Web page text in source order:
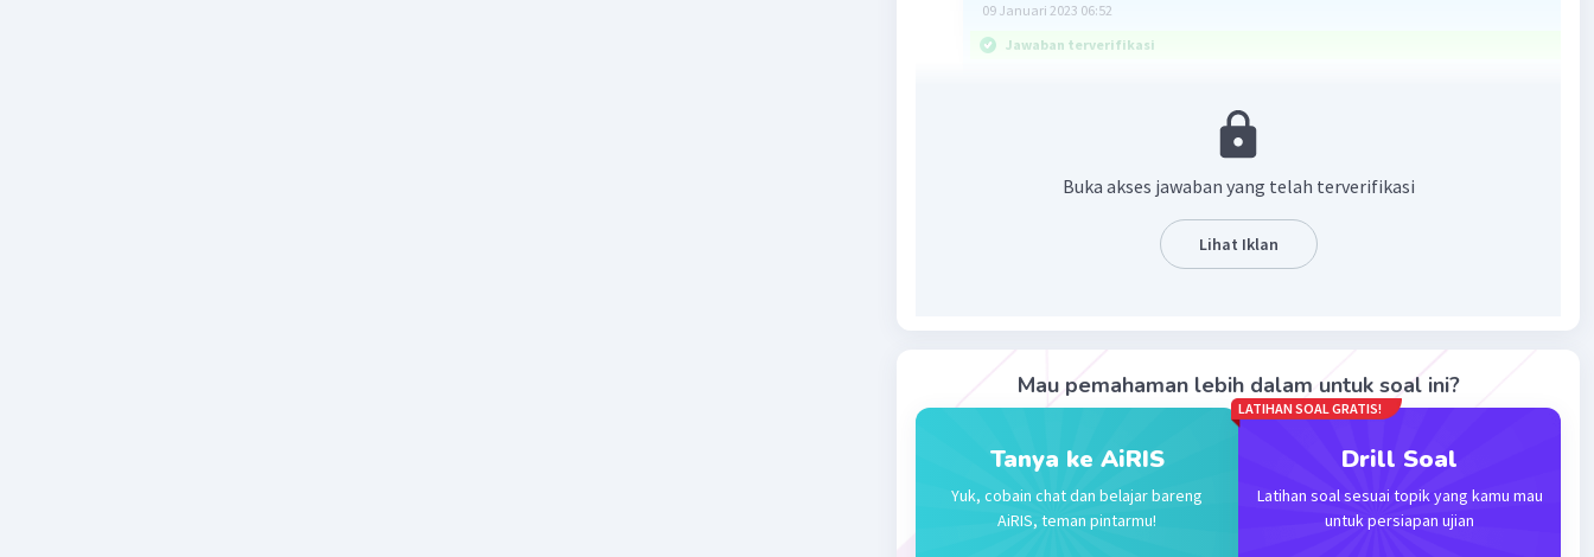
09 Januari 2023 06:52
Jawaban terverifikasi
menghasilkan sinar UV (ultraviolet).
Manusia dianjurkan untuk berjemur pada pagi hari karena sinar
matahari pagi menghasilkan sinar UV (ultraviolet). Sinar matahari
pagi menghasilkan sinar UV (ultraviolet) yang ketika menyentuh
permukaan kulit akan diubah oleh tubuh menjadi vitamin D. Vitamin
Dengan demikian, jawaban yang tepat adalah karena sinar matahari
pagi menghasilkan sinar UV (ultraviolet).
Beri Rating
Buka akses jawaban yang telah terverifikasi
Lihat Iklan
Mau pemahaman lebih dalam untuk soal ini?
Tanya ke AiRIS
Yuk, cobain chat dan belajar bareng
AiRIS, teman pintarmu!
LATIHAN SOAL GRATIS!
Drill Soal
Latihan soal sesuai topik yang kamu mau
untuk persiapan ujian